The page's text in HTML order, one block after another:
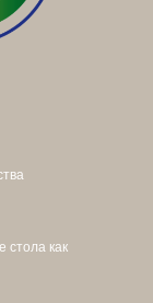
стола как